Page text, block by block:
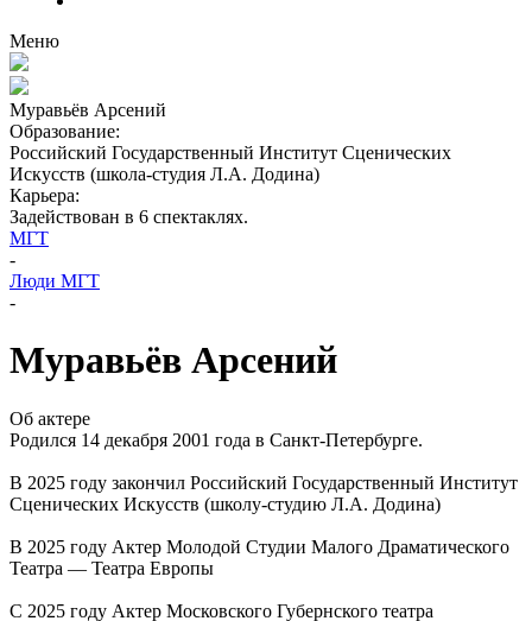
Меню
Муравьёв Арсений
Образование:
Российский Государственный Институт Сценических
Искусств (школа-студия Л.А. Додина)
Карьера:
Задействован в 6 спектаклях.
МГТ
-
Люди МГТ
-
Муравьёв Арсений
Об актере
Родился 14 декабря 2001 года в Санкт-Петербурге.
В 2025 году закончил Российский Государственный Институт
Сценических Искусств (школу-студию Л.А. Додина)
В 2025 году Актер Молодой Студии Малого Драматического
Театра — Театра Европы
С 2025 году Актер Московского Губернского театра